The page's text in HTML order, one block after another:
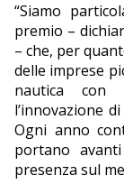
“Siamo
premio –
– che, per
delle imprese
nautica con
l’innovazione
Ogni anno
portano
presenza sul